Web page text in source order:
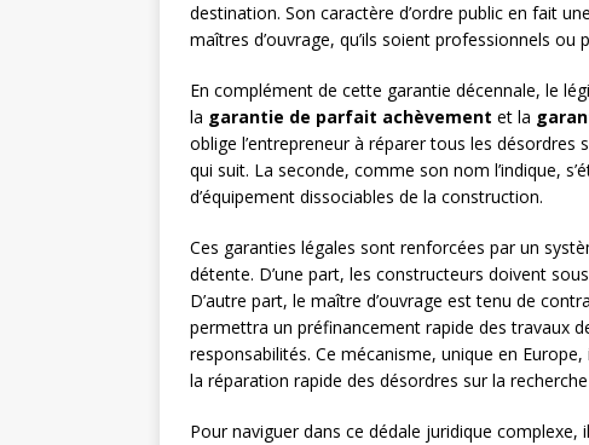
destination. Son caractère d’ordre public en fait
maîtres d’ouvrage, qu’ils soient professionnels ou
En complément de cette garantie décennale, le
la garantie de parfait achèvement et la
oblige l’entrepreneur à réparer tous les désordres
qui suit. La seconde, comme son nom l’indique,
d’équipement dissociables de la construction.
Ces garanties légales sont renforcées par un
détente. D’une part, les constructeurs doivent
D’autre part, le maître d’ouvrage est tenu de
permettra un préfinancement rapide des travaux
responsabilités. Ce mécanisme, unique en
la réparation rapide des désordres sur la
Pour naviguer dans ce dédale juridique